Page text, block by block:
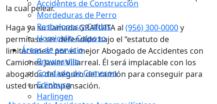
Accidentes de Construcción
Mordeduras de Perro
Resbalones y Caídas
Homicidio Culposo
Áreas de servicio
Brownsville
Condado de Cameron
Edinburg
Harlingen
la cual pelear.
Haga ya su llamada GRATUITA al (956) 300-0000y
permítase ser defendido bajo el “estatuto de
limitaciones” por el mejor Abogado de Accidentes con
Camiones Javier Villarreal. Él será implacable con los
abogados del seguro del camión para conseguir para
usted una compensación.